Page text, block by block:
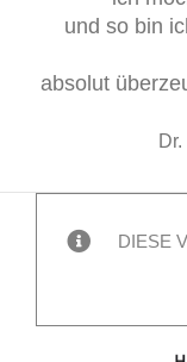
und so bin
absolut
DIESE